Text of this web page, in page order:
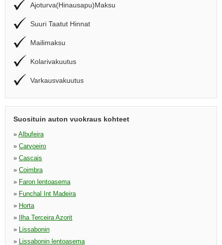
Ajoturva(Hinausapu)Maksu
Suuri Taatut Hinnat
Mailimaksu
Kolarivakuutus
Varkausvakuutus
Suosituin auton vuokraus kohteet
» Albufeira
» Carvoeiro
» Cascais
» Coimbra
» Faron lentoasema
» Funchal Int Madeira
» Horta
»
Ilha Terceira Azorit
» Lissabonin
» Lissabonin lentoasema